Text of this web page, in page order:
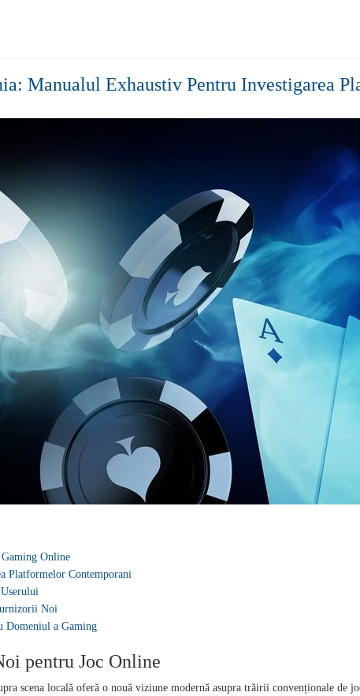
Manualul Exhaustiv Pentru Investigarea
Online
Platformelor Contemporani
Noi
Domeniul a Gaming
pentru Joc Online
scena locală oferă o nouă viziune modernă asupra trăirii convenționale